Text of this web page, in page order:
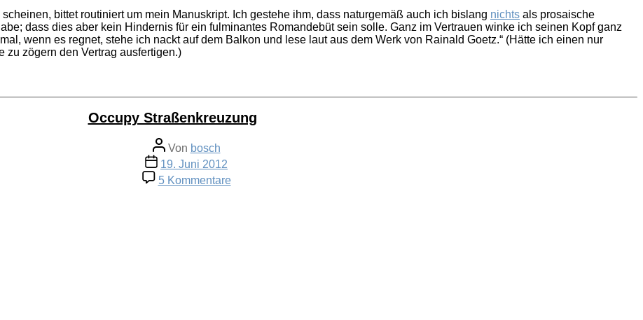
bittet routiniert um mein Manuskript. Ich gestehe ihm, dass naturgemäß auch ich bislang nichts als prosaische
dass dies aber kein Hindernis für ein fulminantes Romandebüt sein solle. Ganz im Vertrauen winke ich seinen Kopf ganz
wenn es regnet, stehe ich nackt auf dem Balkon und lese laut aus dem Werk von Rainald Goetz.“ (Hätte ich einen nur
zögern den Vertrag ausfertigen.)
Occupy Straßenkreuzung
Beitragsautor
Von bosch
Veröffentlichungsdatum
19. Juni 2012
5 Kommentarezu
Occupy